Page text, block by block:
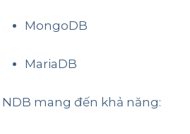
MongoDB
MariaDB
NDB mang đến khả năng: